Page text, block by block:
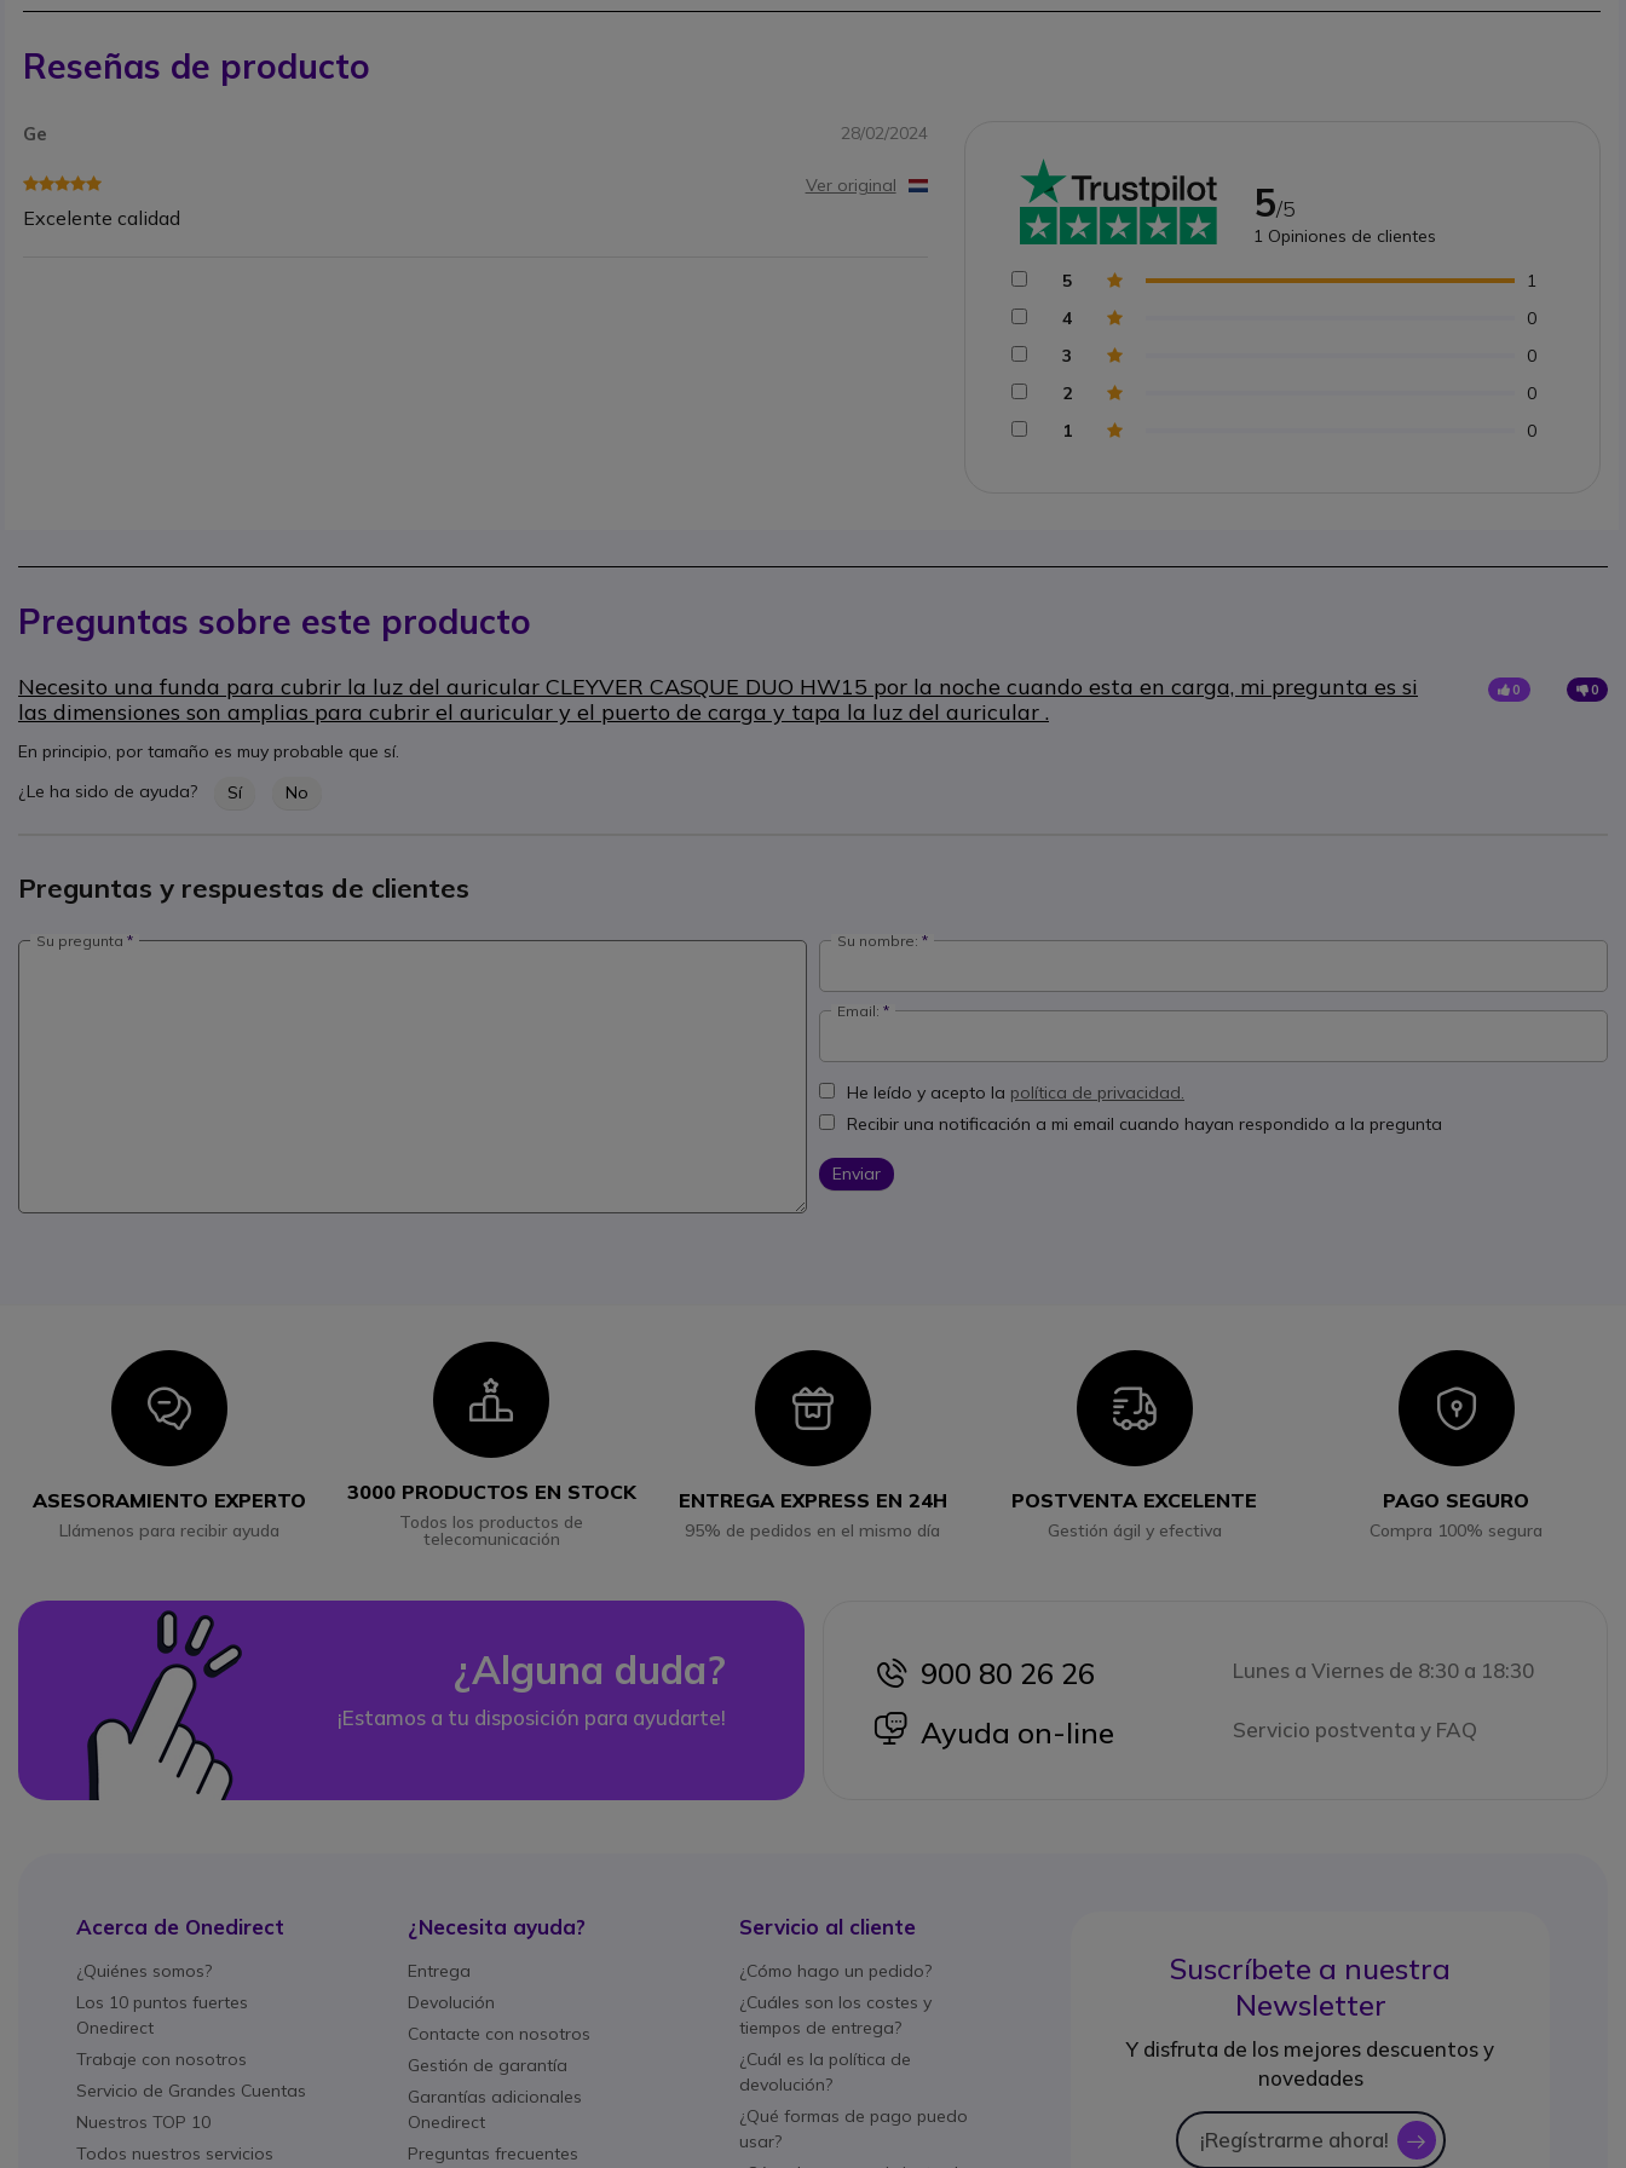
Reseñas de producto
Ge 28/02/2024
Excelente calidad
Ver original 5/5
1 Opiniones de clientes
5
1
4
0
3
0
2
0
1
0
Preguntas sobre este producto
Necesito una funda para cubrir la luz del auricular CLEYVER CASQUE DUO HW15 por la noche cuando esta en carga, mi pregunta es si
las dimensiones son amplias para cubrir el auricular y el puerto de carga y tapa la luz del auricular .
0 0
En principio, por tamaño es muy probable que sí.
¿Le ha sido de ayuda?
Sí No
Preguntas y respuestas de clientes
Su pregunta Su nombre:
Email:
He leído y acepto la política de privacidad.
Recibir una notificación a mi email cuando hayan respondido a la pregunta
Enviar
Icon
ASESORAMIENTO EXPERTO
Llámenos para recibir ayuda
Icon
3000 PRODUCTOS EN STOCK
Todos los productos de
telecomunicación
Icon
ENTREGA EXPRESS EN 24H
95% de pedidos en el mismo día
Icon
POSTVENTA EXCELENTE
Gestión ágil y efectiva
Icon
PAGO SEGURO
Compra 100% segura
¿Alguna duda?
¡Estamos a tu disposición para ayudarte!
icon
900 80 26 26 Lunes a Viernes de 8:30 a 18:30
icon
Ayuda on-line Servicio postventa y FAQ
Acerca de Onedirect
¿Quiénes somos?
Los 10 puntos fuertes
Onedirect
Trabaje con nosotros
Servicio de Grandes Cuentas
Nuestros TOP 10
Todos nuestros servicios
¿Necesita ayuda?
Entrega
Devolución
Contacte con nosotros
Gestión de garantía
Garantías adicionales
Onedirect
Preguntas frecuentes
Servicio al cliente
¿Cómo hago un pedido?
¿Cuáles son los costes y
tiempos de entrega?
¿Cuál es la política de
devolución?
¿Qué formas de pago puedo
usar?
Suscríbete a nuestra
Newsletter
Y disfruta de los mejores descuentos y
novedades
¡Regístrarme ahora! icon